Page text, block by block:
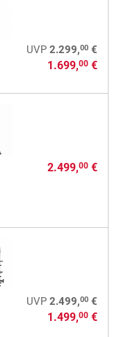
UVP 2.299,00€
1.699,00€
2.499,00€
UVP 2.499,00€
1.499,00€